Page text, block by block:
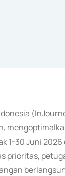
1-30 Juni 2026
prioritas,